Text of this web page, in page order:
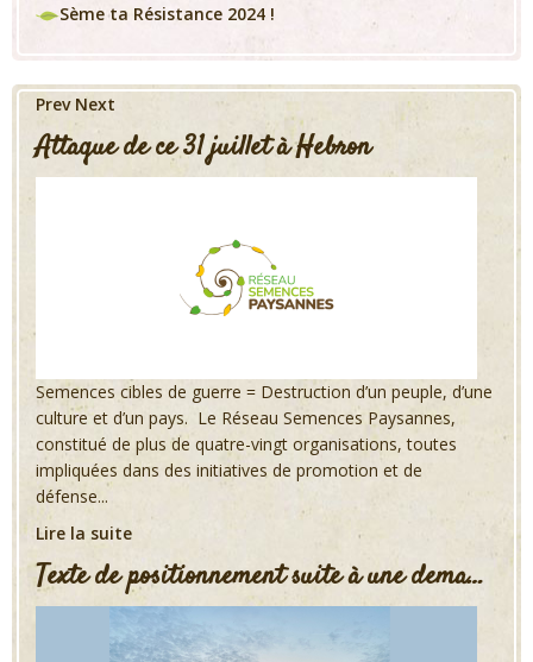
Sème ta Résistance 2024 !
Prev Next
Attaque de ce 31 juillet à Hebron
Semences cibles de guerre = Destruction d’un peuple, d’une
culture et d’un pays. Le Réseau Semences Paysannes,
constitué de plus de quatre-vingt organisations, toutes
impliquées dans des initiatives de promotion et de
défense...
Lire la suite
Texte de positionnement suite à une dema…